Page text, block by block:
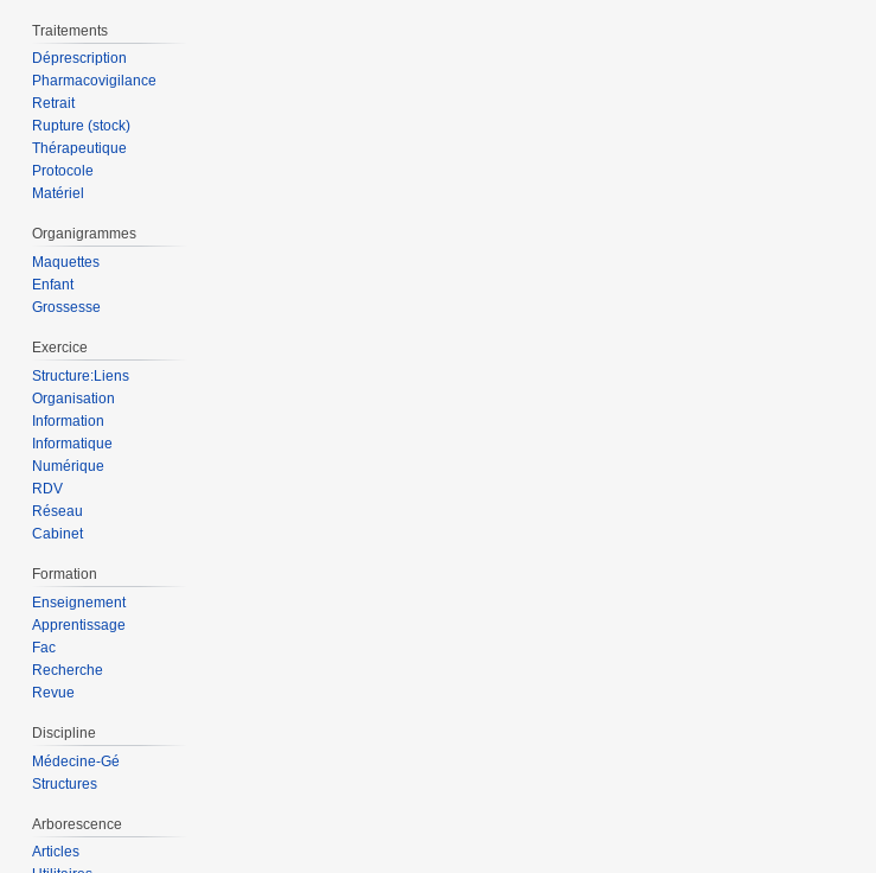
Traitements
Déprescription
Pharmacovigilance
Retrait
Rupture (stock)
Thérapeutique
Protocole
Matériel
Organigrammes
Maquettes
Enfant
Grossesse
Exercice
Structure:Liens
Organisation
Information
Informatique
Numérique
RDV
Réseau
Cabinet
Formation
Enseignement
Apprentissage
Fac
Recherche
Revue
Discipline
Médecine-Gé
Structures
Arborescence
Articles